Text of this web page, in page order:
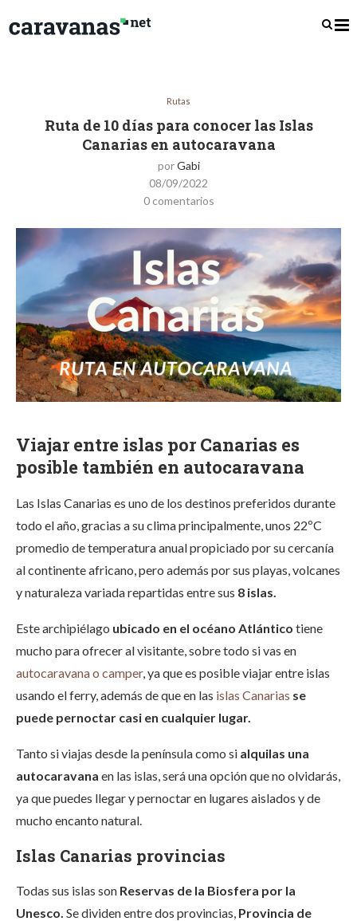
Rutas
Ruta de 10 días para conocer las Islas
Canarias en autocaravana
porGabi
08/09/2022
0 comentarios
Viajar entre islas por Canarias es
posible también en autocaravana
Las Islas Canarias es uno de los destinos preferidos durante
todo el año, gracias a su clima principalmente, unos 22ºC
promedio de temperatura anual propiciado por su cercanía
al continente africano, pero además por sus playas, volcanes
y naturaleza variada repartidas entre sus 8 islas.
Este archipiélago ubicado en el océano Atlántico tiene
mucho para ofrecer al visitante, sobre todo si vas en
autocaravana o camper, ya que es posible viajar entre islas
usando el ferry, además de que en las islas Canarias se
puede pernoctar casi en cualquier lugar.
Tanto si viajas desde la península como si alquilas una
autocaravana en las islas, será una opción que no olvidarás,
ya que puedes llegar y pernoctar en lugares aislados y de
mucho encanto natural.
Islas Canarias provincias
Todas sus islas son Reservas de la Biosfera por la
Unesco. Se dividen entre dos provincias, Provincia de